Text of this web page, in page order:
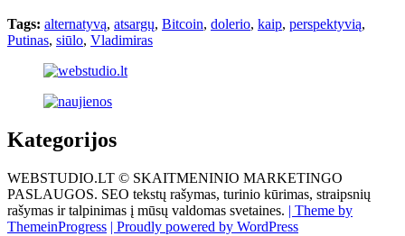
Tags: alternatyvą, atsargų, Bitcoin, dolerio, kaip, perspektyvią,
Putinas, siūlo, Vladimiras
Kategorijos
WEBSTUDIO.LT © SKAITMENINIO MARKETINGO
PASLAUGOS. SEO tekstų rašymas, turinio kūrimas, straipsnių
rašymas ir talpinimas į mūsų valdomas svetaines. | Theme by
ThemeinProgress | Proudly powered by WordPress